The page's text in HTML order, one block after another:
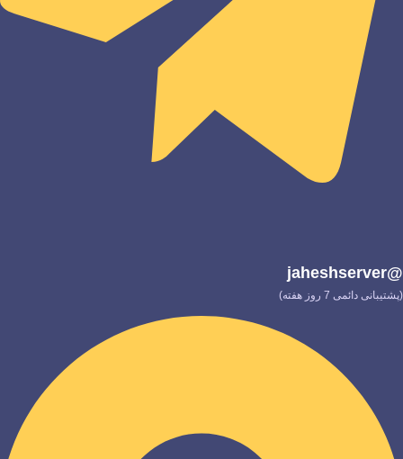
@jaheshserver
(پشتیبانی دائمی 7 روز هفته)